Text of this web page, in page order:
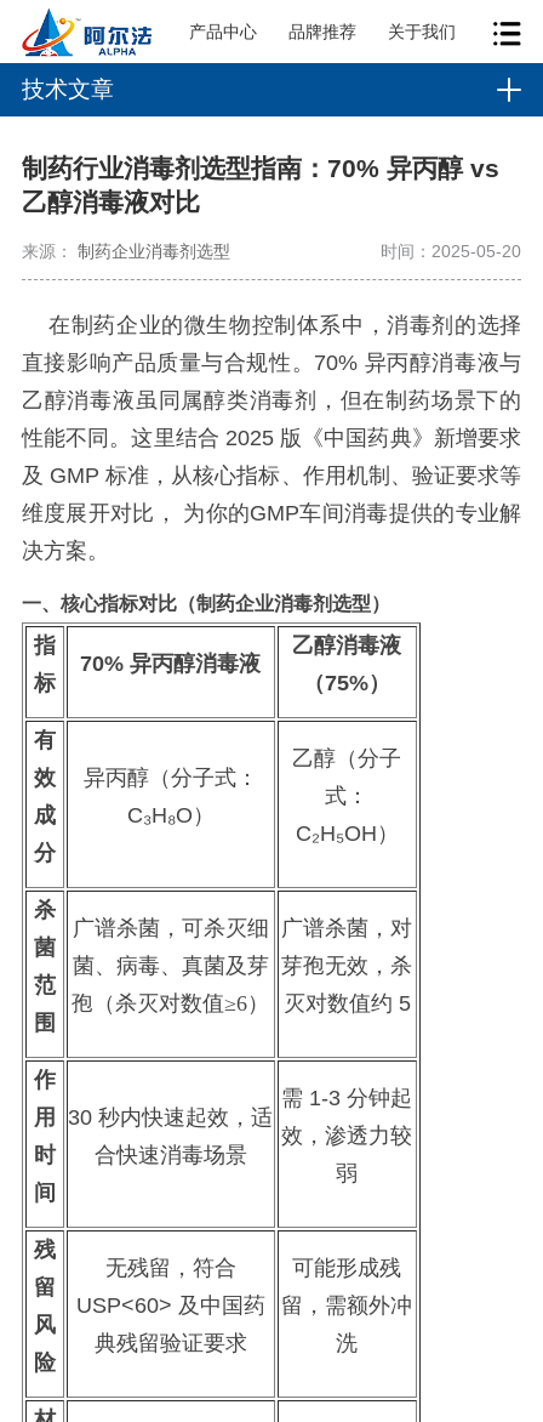
产品中心 品牌推荐 关于我们
技术文章
制药行业消毒剂选型指南：70% 异丙醇 vs
乙醇消毒液对比
来源： 制药企业消毒剂选型 时间：2025-05-20
在制药企业的微生物控制体系中，消毒剂的选择
直接影响产品质量与合规性。 70% 异丙醇消毒液与
乙醇消毒液虽同属醇类消毒剂，但在制药场景下的
性能不同。这里结合 2025 版《中国药典》新增要求
及 GMP 标准，从核心指标、作用机制、验证要求等
维度展开对比，
为你的GMP车间消毒提供的专业解
决方案。
一、核心指标对比（制药企业消毒剂选型）
指
标
70% 异丙醇消毒液
乙醇消毒液
（75%）
有
效
成
分
异丙醇（分子式：
C₃H₈O）
乙醇（分子
式：
C₂H₅OH）
杀
菌
范
围
广谱杀菌，可杀灭细
菌、病毒、真菌及芽
孢（杀灭对数值≥6）
广谱杀菌，对
芽孢无效，杀
灭对数值约 5
作
用
时
间
30 秒内快速起效，适
合快速消毒场景
需 1-3 分钟起
效，渗透力较
弱
残
留
风
险
无残留，符合
USP<60> 及中国药
典残留验证要求
可能形成残
留，需额外冲
洗